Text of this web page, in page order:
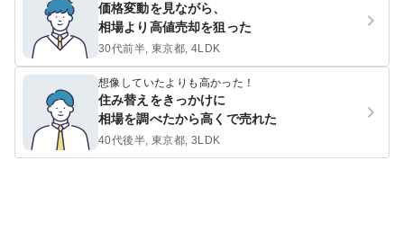
価格変動を見ながら、
相場より高値売却を狙った
30代前半, 東京都, 4LDK
想像していたよりも高かった！
住み替えをきっかけに
相場を調べたから高くで売れた
40代後半, 東京都, 3LDK